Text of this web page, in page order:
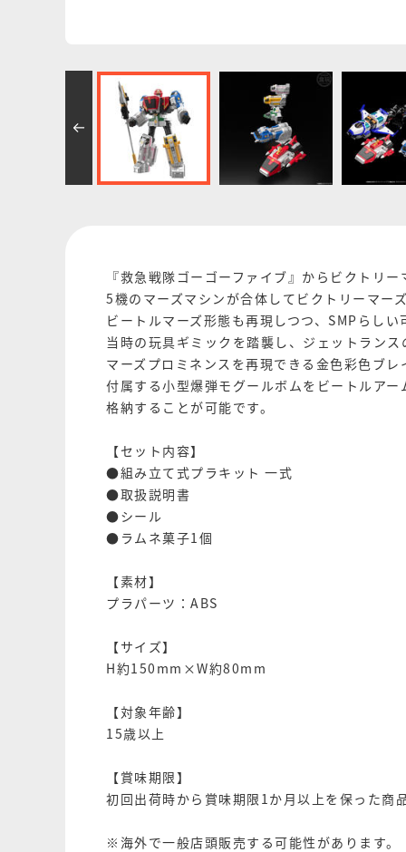
『救急戦隊ゴーゴーファイブ』からビクトリ
5機のマーズマシンが合体してビクトリーマー
ビートルマーズ形態も再現しつつ、SMPらし
当時の玩具ギミックを踏襲し、ジェットラン
マーズプロミネンスを再現できる金色彩色ブ
付属する小型爆弾モグールボムをビートルア
格納することが可能です。
【セット内容】
●組み立て式プラキット 一式
●取扱説明書
●シール
●ラムネ菓子1個
【素材】
プラパーツ：ABS
【サイズ】
H約150mm×W約80mm
【対象年齢】
15歳以上
【賞味期限】
初回出荷時から賞味期限1か月以上を保った商
※海外で一般店頭販売する可能性があります。